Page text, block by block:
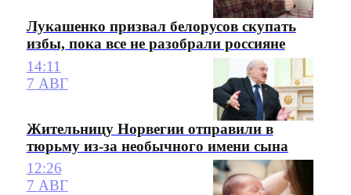
Лукашенко призвал белорусов скупать
избы, пока все не разобрали россияне
14:11
7 АВГ
Жительницу Норвегии отправили в
тюрьму из-за необычного имени сына
12:26
7 АВГ